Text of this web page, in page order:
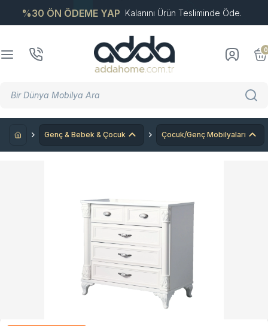
%30 ÖN ÖDEME YAP Kalanını Ürün Tesliminde Öde.
0
Genç & Bebek & Çocuk Çocuk/Genç Mobilyaları